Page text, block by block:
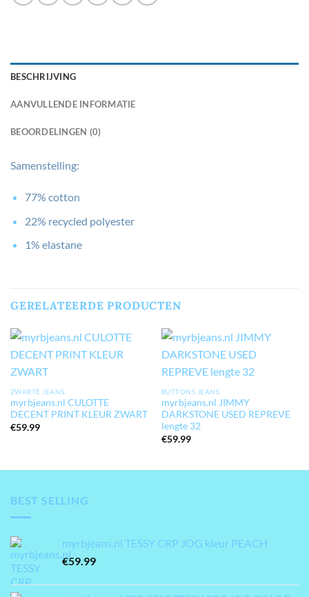
BESCHRIJVING
AANVULLENDE INFORMATIE
BEOORDELINGEN (0)
Samenstelling:
77% cotton
22% recycled polyester
1% elastane
GERELATEERDE PRODUCTEN
ZWARTE JEANS
myrbjeans.nl CULOTTE
DECENT PRINT KLEUR ZWART
€59.99
BUTTONS JEANS
myrbjeans.nl JIMMY
DARKSTONE USED REPREVE
lengte 32
€59.99
BEST SELLING
myrbjeans.nl TESSY CRP JOG kleur PEACH
€59.99